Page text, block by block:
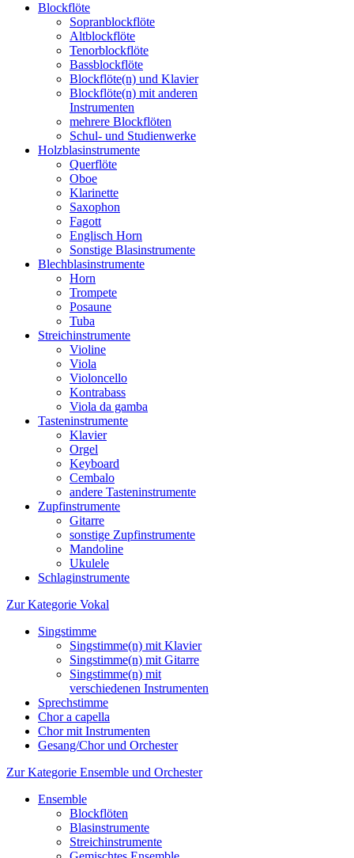
Blockflöte
Sopranblockflöte
Altblockflöte
Tenorblockflöte
Bassblockflöte
Blockflöte(n) und Klavier
Blockflöte(n) mit anderen
Instrumenten
mehrere Blockflöten
Schul- und Studienwerke
Holzblasinstrumente
Querflöte
Oboe
Klarinette
Saxophon
Fagott
Englisch Horn
Sonstige Blasinstrumente
Blechblasinstrumente
Horn
Trompete
Posaune
Tuba
Streichinstrumente
Violine
Viola
Violoncello
Kontrabass
Viola da gamba
Tasteninstrumente
Klavier
Orgel
Keyboard
Cembalo
andere Tasteninstrumente
Zupfinstrumente
Gitarre
sonstige Zupfinstrumente
Mandoline
Ukulele
Schlaginstrumente
Zur Kategorie Vokal
Singstimme
Singstimme(n) mit Klavier
Singstimme(n) mit Gitarre
Singstimme(n) mit
verschiedenen Instrumenten
Sprechstimme
Chor a capella
Chor mit Instrumenten
Gesang/Chor und Orchester
Zur Kategorie Ensemble und Orchester
Ensemble
Blockflöten
Blasinstrumente
Streichinstrumente